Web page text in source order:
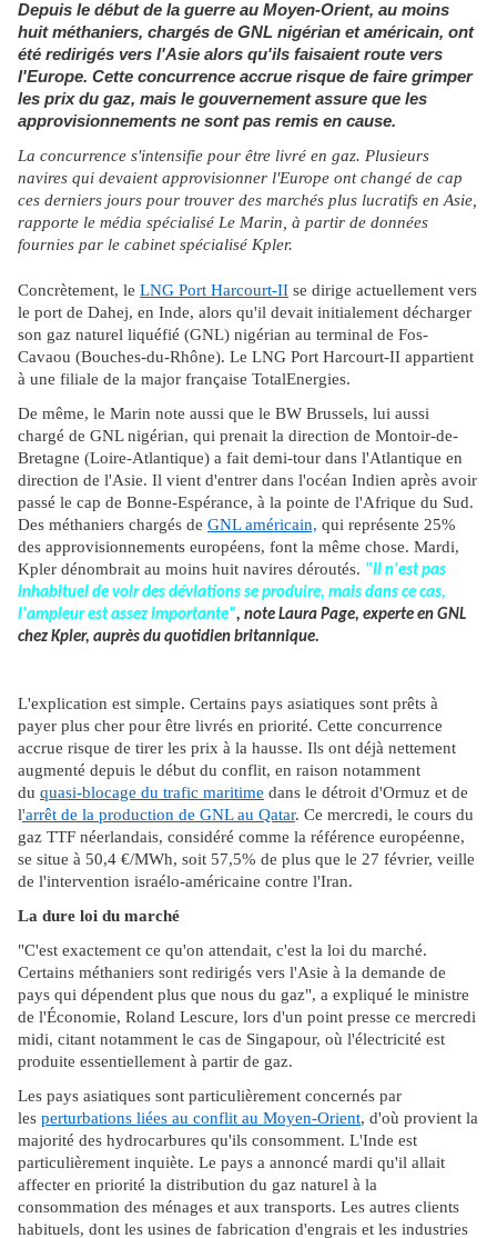
Depuis le début de la guerre au Moyen-Orient, au moins
huit méthaniers, chargés de GNL nigérian et américain, ont
été redirigés vers l'Asie alors qu'ils faisaient route vers
l'Europe. Cette concurrence accrue risque de faire grimper
les prix du gaz, mais le gouvernement assure que les
approvisionnements ne sont pas remis en cause.
La concurrence s'intensifie pour être livré en gaz. Plusieurs
navires qui devaient approvisionner l'Europe ont changé de cap
ces derniers jours pour trouver des marchés plus lucratifs en Asie,
rapporte le média spécialisé Le Marin, à partir de données
fournies par le cabinet spécialisé Kpler.
Concrètement, le LNG Port Harcourt-II se dirige actuellement vers
le port de Dahej, en Inde, alors qu'il devait initialement décharger
son gaz naturel liquéfié (GNL) nigérian au terminal de Fos-
Cavaou (Bouches-du-Rhône). Le LNG Port Harcourt-II appartient
à une filiale de la major française TotalEnergies.
De même, le Marin note aussi que le BW Brussels, lui aussi
chargé de GNL nigérian, qui prenait la direction de Montoir-de-
Bretagne (Loire-Atlantique) a fait demi-tour dans l'Atlantique en
direction de l'Asie. Il vient d'entrer dans l'océan Indien après avoir
passé le cap de Bonne-Espérance, à la pointe de l'Afrique du Sud.
Des méthaniers chargés de GNL américain, qui représente 25%
des approvisionnements européens, font la même chose. Mardi,
Kpler dénombrait au moins huit navires déroutés. "Il n'est pas
inhabituel de voir des déviations se produire, mais dans ce cas,
l'ampleur est assez importante", note Laura Page, experte en GNL
chez Kpler, auprès du quotidien britannique.
L'explication est simple. Certains pays asiatiques sont prêts à
payer plus cher pour être livrés en priorité. Cette concurrence
accrue risque de tirer les prix à la hausse. Ils ont déjà nettement
augmenté depuis le début du conflit, en raison notamment
du quasi-blocage du trafic maritime dans le détroit d'Ormuz et de
l'arrêt de la production de GNL au Qatar. Ce mercredi, le cours du
gaz TTF néerlandais, considéré comme la référence européenne,
se situe à 50,4 €/MWh, soit 57,5% de plus que le 27 février, veille
de l'intervention israélo-américaine contre l'Iran.
La dure loi du marché
"C'est exactement ce qu'on attendait, c'est la loi du marché.
Certains méthaniers sont redirigés vers l'Asie à la demande de
pays qui dépendent plus que nous du gaz", a expliqué le ministre
de l'Économie, Roland Lescure, lors d'un point presse ce mercredi
midi, citant notamment le cas de Singapour, où l'électricité est
produite essentiellement à partir de gaz.
Les pays asiatiques sont particulièrement concernés par
les perturbations liées au conflit au Moyen-Orient, d'où provient la
majorité des hydrocarbures qu'ils consomment. L'Inde est
particulièrement inquiète. Le pays a annoncé mardi qu'il allait
affecter en priorité la distribution du gaz naturel à la
consommation des ménages et aux transports. Les autres clients
habituels, dont les usines de fabrication d'engrais et les industries